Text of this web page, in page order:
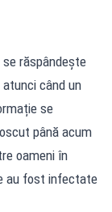
răspândește
când un
se
până acum
oameni în
au fost infectate